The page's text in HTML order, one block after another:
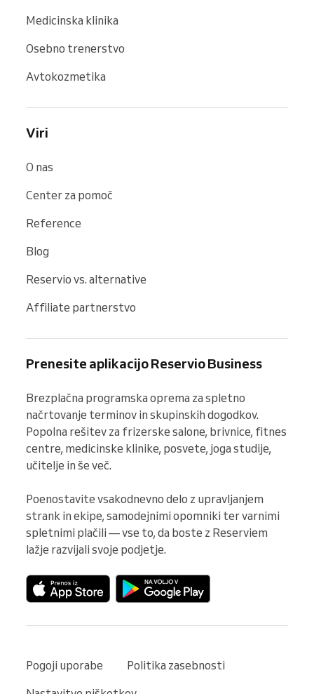
Medicinska klinika
Osebno trenerstvo
Avtokozmetika
Viri
O nas
Center za pomoč
Reference
Blog
Reservio vs. alternative
Affiliate partnerstvo
Prenesite aplikacijo Reservio Business
Brezplačna programska oprema za spletno
načrtovanje terminov in skupinskih dogodkov.
Popolna rešitev za frizerske salone, brivnice, fitnes
centre, medicinske klinike, posvete, joga studije,
učitelje in še več.
Poenostavite vsakodnevno delo z upravljanjem
strank in ekipe, samodejnimi opomniki ter varnimi
spletnimi plačili — vse to, da boste z Reserviem
lažje razvijali svoje podjetje.
Pogoji uporabe
Politika zasebnosti